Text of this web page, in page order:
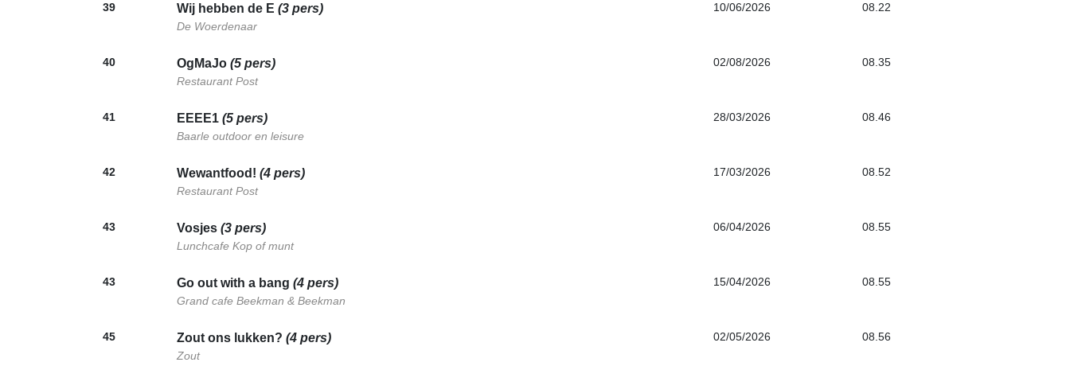
39 Wij hebben de E (3 pers)
De Woerdenaar
10/06/2026 08.22
40 OgMaJo (5 pers)
Restaurant Post
02/08/2026 08.35
41 EEEE1 (5 pers)
Baarle outdoor en leisure
28/03/2026 08.46
42 Wewantfood! (4 pers)
Restaurant Post
17/03/2026 08.52
43 Vosjes (3 pers)
Lunchcafe Kop of munt
06/04/2026 08.55
43 Go out with a bang (4 pers)
Grand cafe Beekman & Beekman
15/04/2026 08.55
45 Zout ons lukken? (4 pers)
Zout
02/05/2026 08.56